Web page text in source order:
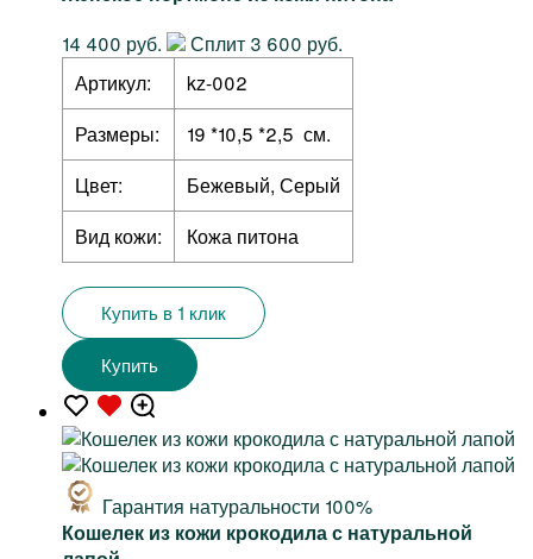
14 400 руб.
Сплит 3 600 руб.
Артикул:
kz-002
Размеры:
19 *10,5 *2,5 см.
Цвет:
Бежевый, Серый
Вид кожи:
Кожа питона
Купить в 1 клик
Купить
Гарантия натуральности 100%
Кошелек из кожи крокодила с натуральной